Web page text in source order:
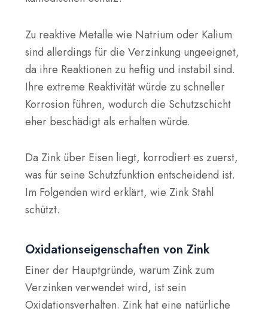
Zu reaktive Metalle wie Natrium oder Kalium
sind allerdings für die Verzinkung ungeeignet,
da ihre Reaktionen zu heftig und instabil sind.
Ihre extreme Reaktivität würde zu schneller
Korrosion führen, wodurch die Schutzschicht
eher beschädigt als erhalten würde.
Da Zink über Eisen liegt, korrodiert es zuerst,
was für seine Schutzfunktion entscheidend ist.
Im Folgenden wird erklärt, wie Zink Stahl
schützt.
Oxidationseigenschaften von Zink
Einer der Hauptgründe, warum Zink zum
Verzinken verwendet wird, ist sein
Oxidationsverhalten. Zink hat eine natürliche